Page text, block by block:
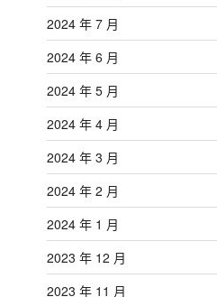
2024 年 7 月
2024 年 6 月
2024 年 5 月
2024 年 4 月
2024 年 3 月
2024 年 2 月
2024 年 1 月
2023 年 12 月
2023 年 11 月